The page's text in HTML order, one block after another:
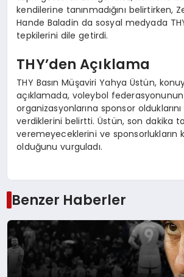
kendilerine tanınmadığını belirtirken,
Hande Baladin da sosyal medyada
tepkilerini dile getirdi.
THY’den Açıklama
THY Basın Müşaviri Yahya Üstün,
açıklamada, voleybol federasyonunun
organizasyonlarına sponsor
verdiklerini belirtti. Üstün, son dakika
veremeyeceklerini ve sponsorlukların
olduğunu vurguladı.
Benzer Haberler